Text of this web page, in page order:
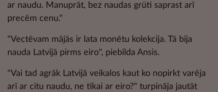
ar naudu. Manuprāt, bez naudas grūti saprast arī
precēm cenu."
"Vectēvam mājās ir lata monētu kolekcija. Tā bija
nauda Latvijā pirms eiro", piebilda Ansis.
"Vai tad agrāk Latvijā veikalos kaut ko nopirkt varēja
arī ar citu naudu, ne tikai ar eiro?" turpināja jautāt